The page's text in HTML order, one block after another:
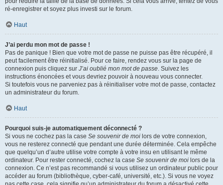
ré-enregistrer et soyez plus investi sur le forum.
Haut
J’ai perdu mon mot de passe !
Pas de panique ! Bien que votre mot de passe ne puisse pas être récupéré, il
peut facilement être réinitialisé. Pour ce faire, rendez vous sur la page de
connexion puis cliquez sur J’ai oublié mon mot de passe. Suivez les
instructions énoncées et vous devriez pouvoir à nouveau vous connecter.
Si toutefois vous ne parveniez pas à réinitialiser votre mot de passe, contactez
un administrateur du forum.
Haut
Pourquoi suis-je automatiquement déconnecté ?
Si vous ne cochez pas la case Se souvenir de moi lors de votre connexion,
vous ne resterez connecté que pendant une durée déterminée. Cela empêche
que quelqu’un d’autre utilise votre compte à votre insu en utilisant le même
ordinateur. Pour rester connecté, cochez la case Se souvenir de moi lors de la
connexion. Ce n’est pas recommandé si vous utilisez un ordinateur public pour
accéder au forum (bibliothèque, cyber-café, université, etc.). Si vous ne voyez